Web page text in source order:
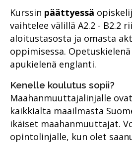
Kurssin päättyessä
vaihtelee välillä A2.2 - B2.2
aloitustasosta ja omasta
oppimisessa.
apukielenä englanti.
Kenelle koulutus sopii?
Maahanmuuttajalinjalle
kaikkialta maailmasta
ikäiset maahanmuuttajat.
opintolinjalle, kun olet